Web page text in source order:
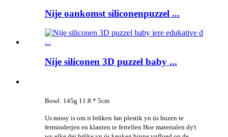
Nije oankomst siliconenpuzzel ...
Nije siliconen 3D puzzel baby ...
Bowl: 145g 11.8 * 5cm
Us missy is om it brûken fan plestik yn ús huzen te
ferminderjen en klanten te fertellen Hoe materialen dy't